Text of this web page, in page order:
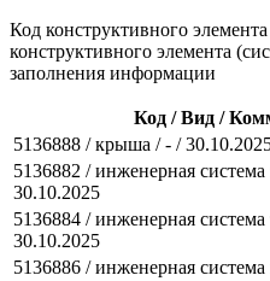
Код конструктивного
конструктивного элемента
заполнения информации
Код / Вид /
5136888 / крыша / - /
5136882 / инженерная
30.10.2025
5136884 / инженерная
30.10.2025
5136886 / инженерная